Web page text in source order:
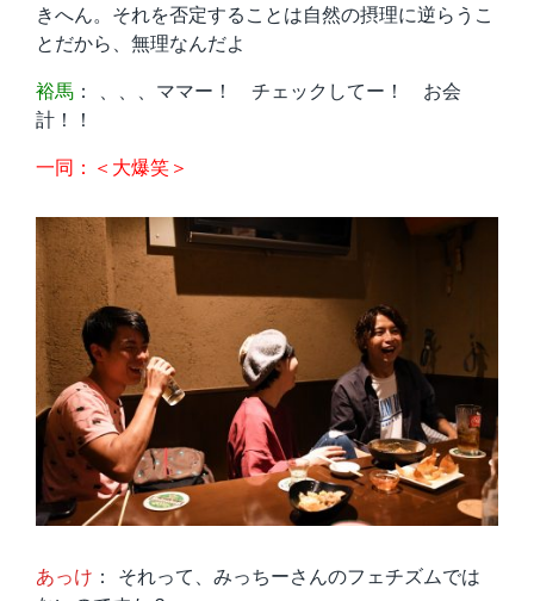
きへん。それを否定することは自然の摂理に逆らうこ
とだから、無理なんだよ
裕馬 ： 、、、ママー！ チェックしてー！ お会
計！！
一同：＜大爆笑＞
あっけ ： それって、みっちーさんのフェチズムでは